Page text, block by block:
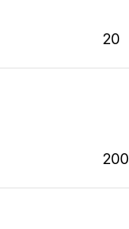
20
200